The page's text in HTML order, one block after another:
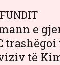
e
të